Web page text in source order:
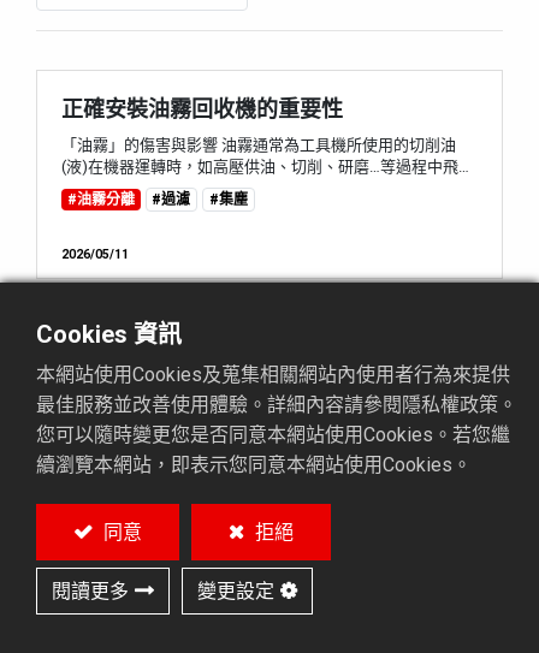
正確安裝油霧回收機的重要性
「油霧」的傷害與影響 油霧通常為工具機所使用的切削油
(液)在機器運轉時，如高壓供油、切削、研磨…等過程中飛散
所造成。 油霧是一種對人體與環境有害的污染物，它最大的
問題在於肉眼難以察覺，但危害卻相當嚴重。若長期忽視油
堆積也可能造成電子設備與空調系統故障，甚至員工滑倒受
傷等工安事故。 ⊙ 藉由正確安裝油霧回收機來打造最佳工廠
#油霧分離 #過濾 #集塵
2026/05/11
工業過濾首選：為什麼PureMax濾袋，正在
成為企業的最佳決策？
🔹 為什麼濾袋是流體處理系統的重要關鍵 在製造業的流體處
理系統中，濾袋不只是常見耗材，更是影響產品品質、設備
壽命與系統效率的重要元件。尤其在大顆粒、高流量或高黏
有效降低後段設備負擔，提升整體產線穩定性。 🔹 濾袋產品
外觀與基本型式 PureMax 濾袋可依不同過濾需求提供多種規
格與型式，包含不同尺寸、材質與結構設計，方便企業依據
流體特性、污染物粒...
#油霧分離 #過濾
2026/04/27
我們選擇了Onikaze油霧回收機
Cookies 資訊
本網站使用Cookies及蒐集相關網站內使用者行為來提供
最佳服務並改善使用體驗。詳細內容請參閱隱私權政策。
您可以隨時變更您是否同意本網站使用Cookies。若您繼
續瀏覽本網站，即表示您同意本網站使用Cookies。
同意 拒絕
閱讀更多 變更設定